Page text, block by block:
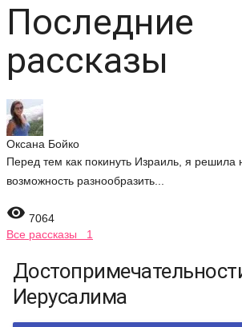
Последние
рассказы
Оксана Бойко
Перед тем как покинуть Израиль, я решила
возможность разнообразить...
 7064
Все рассказы 1
Иерусалима